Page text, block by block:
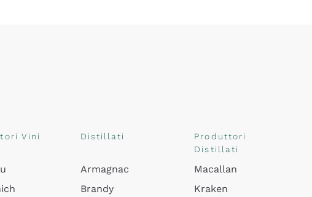
Vini Distillati
Armagnac
Brandy
Produttori
Distillati
Macallan
Kraken